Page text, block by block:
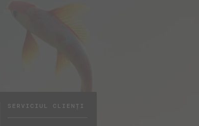
SERVICIUL CLIENȚI